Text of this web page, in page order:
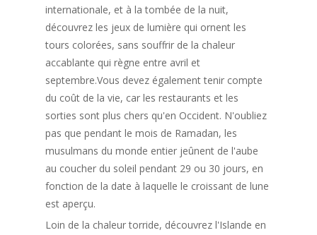
internationale, et à la tombée de la nuit,
découvrez les jeux de lumière qui ornent les
tours colorées, sans souffrir de la chaleur
accablante qui règne entre avril et
septembre.Vous devez également tenir compte
du coût de la vie, car les restaurants et les
sorties sont plus chers qu'en Occident. N'oubliez
pas que pendant le mois de Ramadan, les
musulmans du monde entier jeûnent de l'aube
au coucher du soleil pendant 29 ou 30 jours, en
fonction de la date à laquelle le croissant de lune
est aperçu.
Loin de la chaleur torride, découvrez l'Islande en